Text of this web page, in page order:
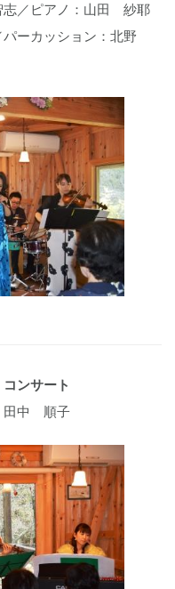
／ピアノ：山田 紗耶
ーカッション：北野
ンサート
田中 順子